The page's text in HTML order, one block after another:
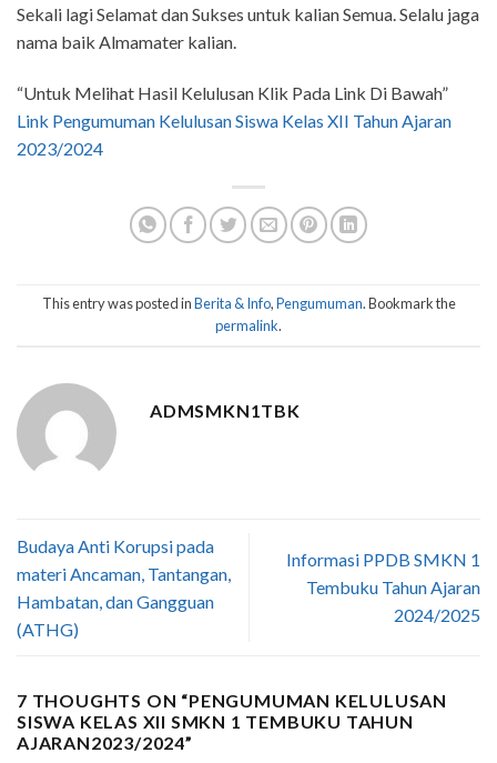
Sekali lagi Selamat dan Sukses untuk kalian Semua. Selalu jaga
nama baik Almamater kalian.
“Untuk Melihat Hasil Kelulusan Klik Pada Link Di Bawah”
Link Pengumuman Kelulusan Siswa Kelas XII Tahun Ajaran
2023/2024
This entry was posted inBerita & Info,Pengumuman. Bookmark the
permalink.
ADMSMKN1TBK
Budaya Anti Korupsi pada
materi Ancaman, Tantangan,
Hambatan, dan Gangguan
(ATHG)
Informasi PPDB SMKN 1
Tembuku Tahun Ajaran
2024/2025
7 THOUGHTS ON “PENGUMUMAN KELULUSAN
SISWA KELAS XII SMKN 1 TEMBUKU TAHUN
AJARAN2023/2024”